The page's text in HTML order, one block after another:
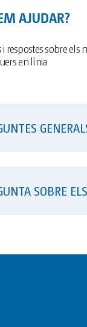
AJUDAR?
respostes sobre els
en línia
SOBRE